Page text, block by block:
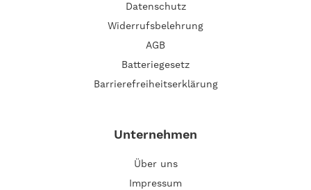
Datenschutz
Widerrufsbelehrung
AGB
Batteriegesetz
Barrierefreiheitserklärung
Unternehmen
Über uns
Impressum